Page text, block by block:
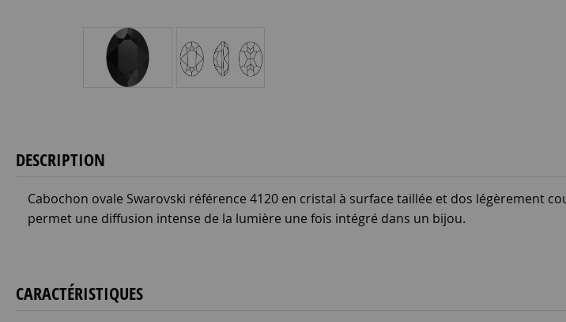
DESCRIPTION
Cabochon ovale Swarovski référence 4120 en cristal à surface taillée et dos légèrement
permet une diffusion intense de la lumière une fois intégré dans un bijou.
CARACTÉRISTIQUES